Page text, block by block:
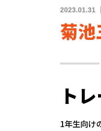
2023.01.31
菊
ト
1年生向け